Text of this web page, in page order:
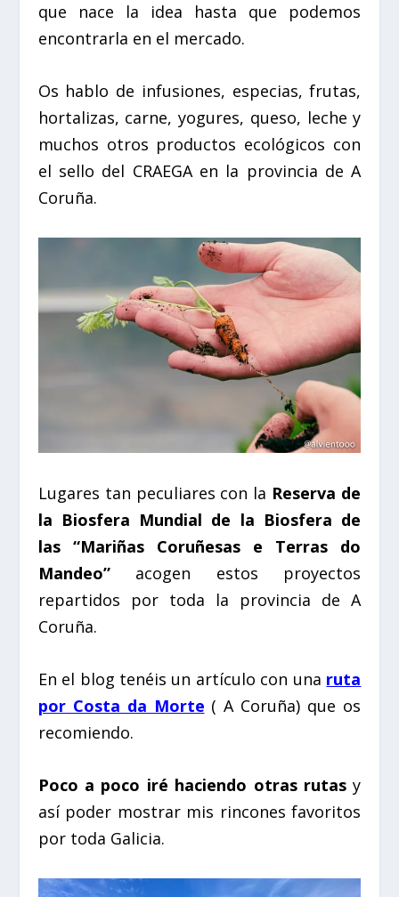
que nace la idea hasta que podemos
encontrarla en el mercado.
Os hablo de infusiones, especias, frutas,
hortalizas, carne, yogures, queso, leche y
muchos otros productos ecológicos con
el sello del CRAEGA en la provincia de A
Coruña.
Lugares tan peculiares con la Reserva de
la Biosfera Mundial de la Biosfera de
las “Mariñas Coruñesas e Terras do
Mandeo”acogen estos proyectos
repartidos por toda la provincia de A
Coruña.
En el blog tenéis un artículo con una ruta
por Costa da Morte ( A Coruña) que os
recomiendo.
Poco a poco iré haciendo otras rutas y
así poder mostrar mis rincones favoritos
por toda Galicia.